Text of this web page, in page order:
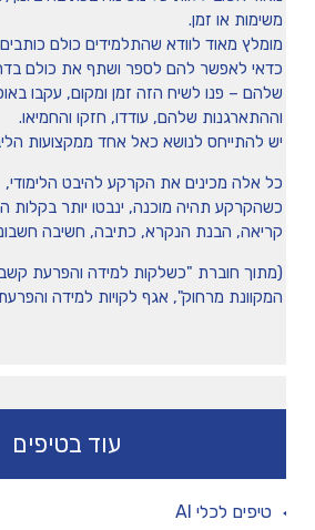
עוד בטיפים
טיפים לכלי AI
משימות או זמן.
מומלץ מאוד לוודא שהתלמידים כולם כותבים.
כדאי לאפשר להם לספר ושתף את כולם בדרך
שלהם – פנו לשיח הזה זמן ומקום, עקבו באופן
וההתארגנות שלהם, עודדו, חזקו והחמיאו.
יש להתייחס לנושא כאל אחד ממקצועות הליבה
כל אלה מכינים את הקרקע להיבט הלימודי,
כשהקרקע תהיה מוכנה, ינבטו יותר בקלות
קריאה, הבנת הנקרא, כתיבה, חשיבה
(מתוך חוברת "כשלקות למידה והפרעת קשב
המקוונת מרחוק", אגף לקויות למידה והפרעת